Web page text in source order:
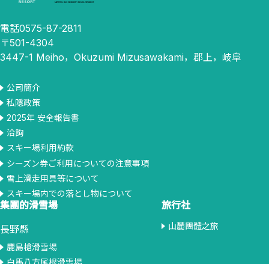
電話0575-87-2811
〒501-4304
3447-1 Meiho，Okuzumi Mizusawakami，郡上，岐阜
公司簡介
私隱政策
2025年 安全報告書
洽詢
スキー場利用約款
シーズン券ご利用についての注意事項
雪上滑走用具等について
スキー場内での落とし物について
集團的滑雪場
長野縣
鹿島槍滑雪場
旅行社
山麓團體之旅